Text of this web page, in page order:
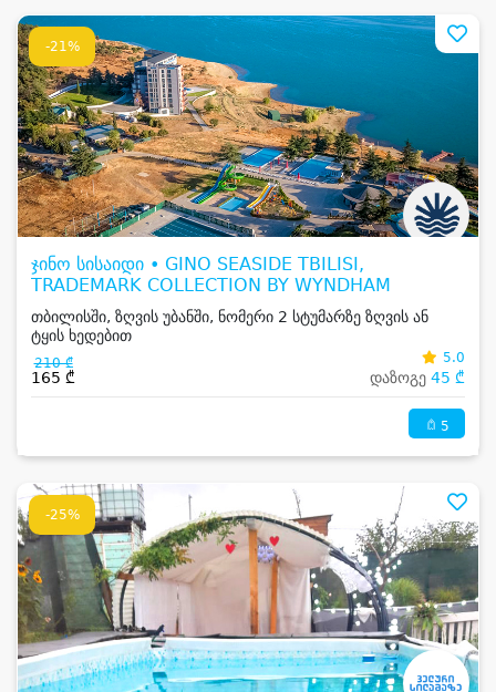
-21%
ჯინო სისაიდი • GINO SEASIDE TBILISI,
TRADEMARK COLLECTION BY WYNDHAM
თბილისში, ზღვის უბანში, ნომერი 2 სტუმარზე ზღვის ან
ტყის ხედებით
210 ₾
165 ₾
5.0
დაზოგე 45 ₾
5
-25%